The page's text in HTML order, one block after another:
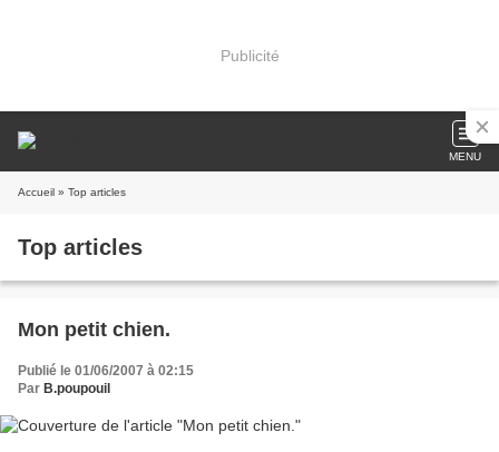
Publicité
MENU
Accueil » Top articles
Top articles
Mon petit chien.
Publié le 01/06/2007 à 02:15
Par B.poupouil